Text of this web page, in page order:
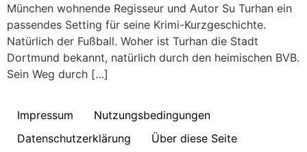
München wohnende Regisseur und Autor Su Turhan ein
passendes Setting für seine Krimi-Kurzgeschichte.
Natürlich der Fußball. Woher ist Turhan die Stadt
Dortmund bekannt, natürlich durch den heimischen BVB.
Sein Weg durch […]
Impressum
Nutzungsbedingungen
Datenschutzerklärung
Über diese Seite